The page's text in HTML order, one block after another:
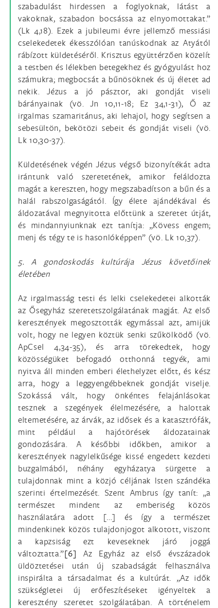
szabadulást hirdessen a foglyoknak, látást a
vakoknak, szabadon bocsássa az elnyomottakat.”
(Lk 4,18). Ezek a jubileumi évre jellemző messiási
cselekedetek ékesszólóan tanúskodnak az Atyától
rábízott küldetéséről. Krisztus együttérzően közelít
a testben és lélekben betegekhez és gyógyulást hoz
számukra; megbocsát a bűnösöknek és új életet ad
nekik. Jézus a jó pásztor, aki gondját viseli
bárányainak (vö. Jn 10,11-18; Ez 34,1-31), Ő az
irgalmas szamaritánus, aki lehajol, hogy segítsen a
sebesültön, bekötözi sebeit és gondját viseli (vö.
Lk 10,30-37).
Küldetésének végén Jézus végső bizonyítékát adta
irántunk való szeretetének, amikor feláldozta
magát a kereszten, hogy megszabadítson a bűn és a
halál rabszolgaságától. Így élete ajándékával és
áldozatával megnyitotta előttünk a szeretet útját,
és mindannyiunknak ezt tanítja: „Kövess engem;
menj és tégy te is hasonlóképpen” (vö. Lk 10,37).
5. A gondoskodás kultúrája Jézus követőinek
életében
Az irgalmasság testi és lelki cselekedetei alkották
az Ősegyház szeretetszolgálatának magját. Az első
keresztények megosztották egymással azt, amijük
volt, hogy ne legyen köztük senki szűkölködő (vö.
ApCsel 4,34-35), és arra törekedtek, hogy
közösségüket befogadó otthonná tegyék, ami
nyitva áll minden emberi élethelyzet előtt, és kész
arra, hogy a leggyengébbeknek gondját viselje.
Szokássá vált, hogy önkéntes felajánlásokat
tesznek a szegények élelmezésére, a halottak
eltemetésére, az árvák, az idősek és a katasztrófák,
mint például a hajótörések áldozatainak
gondozására. A későbbi időkben, amikor a
keresztények nagylelkűsége kissé engedett kezdeti
buzgalmából, néhány egyházatya sürgette a
tulajdonnak mint a közjó céljának Isten szándéka
szerinti értelmezését. Szent Ambrus így tanít: „a
természet mindent az emberiség közös
használatára adott [...] és így a természet
mindenkinek közös tulajdonjogot alkotott, viszont
a kapzsiság ezt keveseknek járó joggá
változtatta.”[6] Az Egyház az első évszázadok
üldöztetései után új szabadságát felhasználva
inspirálta a társadalmat és a kultúrát. „Az idők
szükségletei új erőfeszítéseket igényeltek a
keresztény szeretet szolgálatában. A történelem